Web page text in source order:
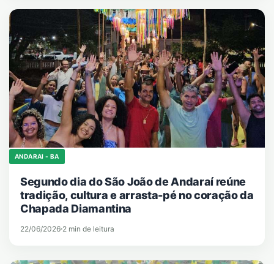
ANDARAI - BA
Segundo dia do São João de Andaraí reúne
tradição, cultura e arrasta-pé no coração da
Chapada Diamantina
22/06/2026 2 min de leitura